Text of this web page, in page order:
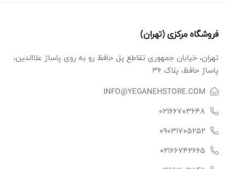
فروشگاه مرکزی (تهران)
تهران، خیابان جمهوری تقاطع پل حافظ رو به روی پاساژ علاالدین،
پاساژ حافظ، پلاک ۳۶
INFO@YEGANEHSTORE.COM
02166703648
09031705252
02166742665